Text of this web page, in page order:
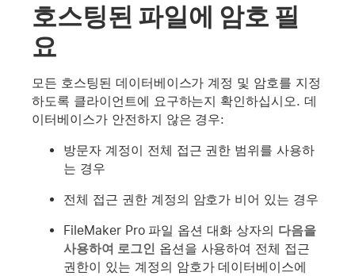
호스팅된 파일에 암호 필
요
모든 호스팅된 데이터베이스가 계정 및 암호를 지정
하도록 클라이언트에 요구하는지 확인하십시오. 데
이터베이스가 안전하지 않은 경우:
방문자 계정이 전체 접근 권한 범위를 사용하
는 경우
전체 접근 권한 계정의 암호가 비어 있는 경우
FileMaker Pro 파일 옵션 대화 상자의 다음을
사용하여 로그인 옵션을 사용하여 전체 접근
권한이 있는 계정의 암호가 데이터베이스에